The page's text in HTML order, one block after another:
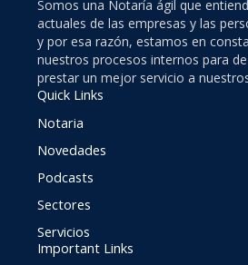
Somos una Notaría ágil que
actuales de las empresas y las
y por esa razón, estamos en
nuestros procesos internos para
prestar un mejor servicio a
Quick Links
Notaria
Novedades
Podcasts
Sectores
Servicios
Important Links